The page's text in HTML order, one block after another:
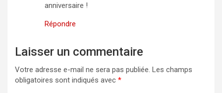
anniversaire !
Répondre
Laisser un commentaire
Votre adresse e-mail ne sera pas publiée. Les champs
obligatoires sont indiqués avec *